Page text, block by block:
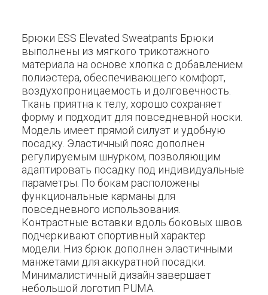
Брюки ESS Elevated Sweatpants Брюки
выполнены из мягкого трикотажного
материала на основе хлопка с добавлением
полиэстера, обеспечивающего комфорт,
воздухопроницаемость и долговечность.
Ткань приятна к телу, хорошо сохраняет
форму и подходит для повседневной носки.
Модель имеет прямой силуэт и удобную
посадку. Эластичный пояс дополнен
регулируемым шнурком, позволяющим
адаптировать посадку под индивидуальные
параметры. По бокам расположены
функциональные карманы для
повседневного использования.
Контрастные вставки вдоль боковых швов
подчеркивают спортивный характер
модели. Низ брюк дополнен эластичными
манжетами для аккуратной посадки.
Минималистичный дизайн завершает
небольшой логотип PUMA.